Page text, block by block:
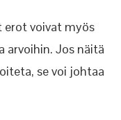
erot voivat myös
Jos näitä
se voi johtaa